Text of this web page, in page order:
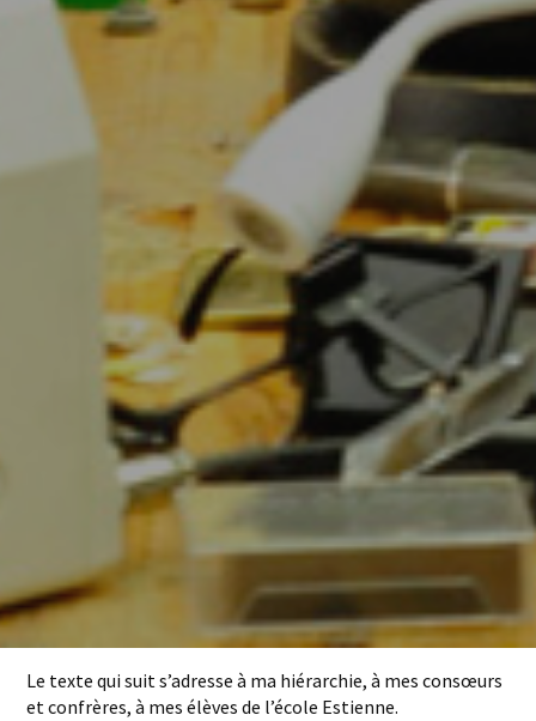
Le texte qui suit s’adresse à ma hiérarchie, à mes consœurs
et confrères, à mes élèves de l’école Estienne.